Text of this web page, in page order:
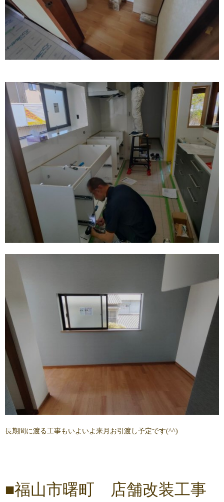
長期間に渡る工事もいよいよ来月お引渡し予定です(^^)
■福山市曙町 店舗改装工事